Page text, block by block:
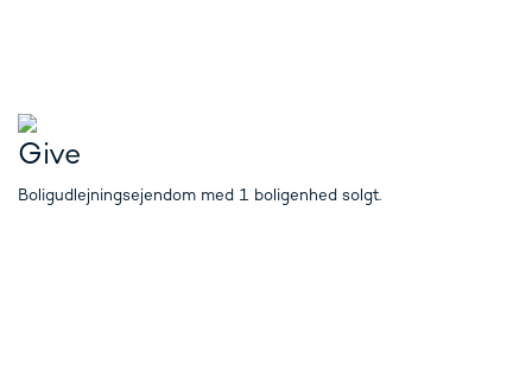
Give
Boligudlejningsejendom med 1 boligenhed solgt.